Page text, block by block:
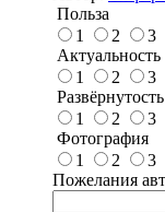
Польза
1
2 3
Актуальность
1
2 3
Развёрнутость
1
2 3
Фотография
1
2 3
Пожелания